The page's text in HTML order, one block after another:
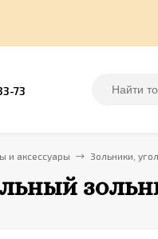
73
и аксессуары Зольники,